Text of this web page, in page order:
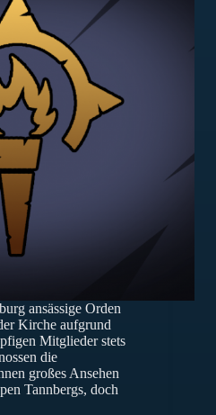
ansässige Orden
Kirche aufgrund
Mitglieder stets
die
großes Ansehen
Tannbergs, doch